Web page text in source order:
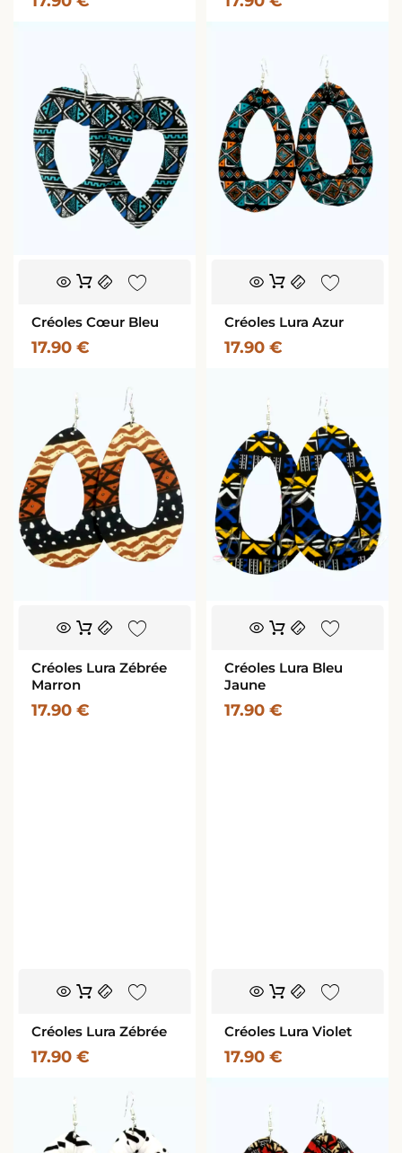
Créoles Cœur Bleu
17.90 €
Créoles Lura Azur
17.90 €
Créoles Lura Zébrée
Marron
17.90 €
Créoles Lura Bleu
Jaune
17.90 €
Créoles Lura Zébrée
17.90 €
Créoles Lura Violet
17.90 €